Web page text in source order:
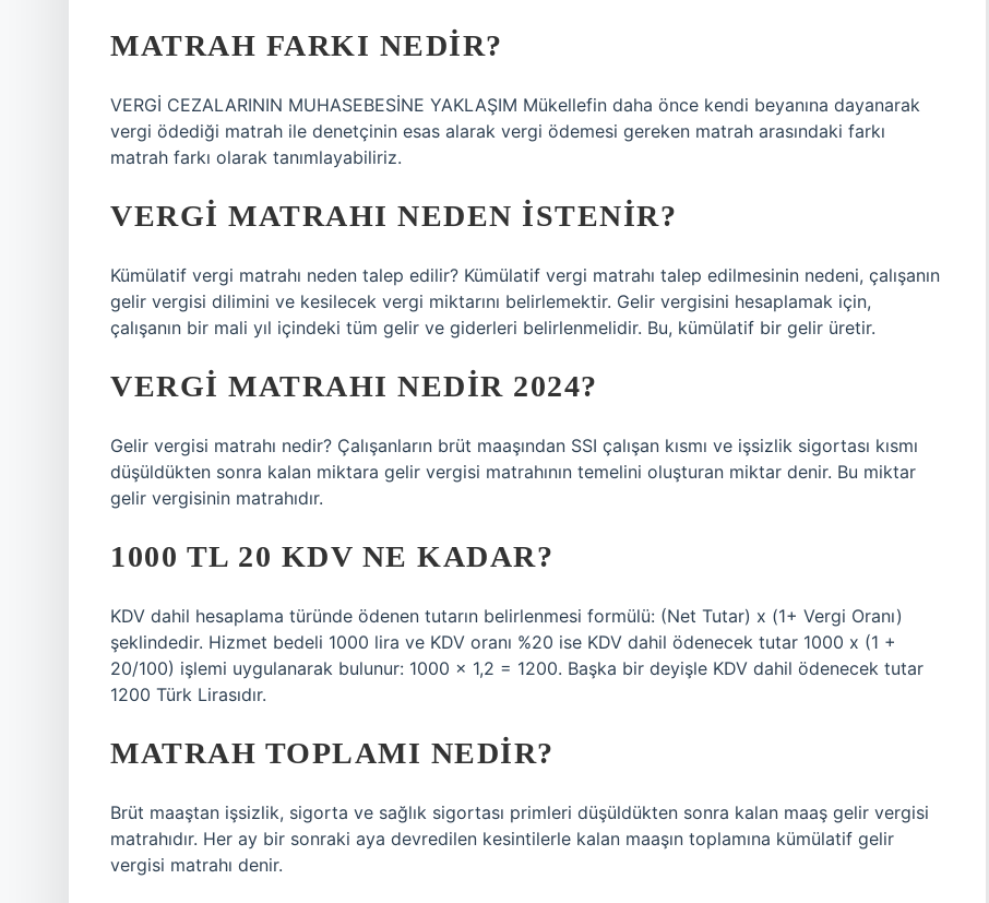
MATRAH FARKI NEDIR?
VERGİ CEZALARININ MUHASEBESİNE YAKLAŞIM Mükellefin daha önce kendi beyanına dayanarak
vergi ödediği matrah ile denetçinin esas alarak vergi ödemesi gereken matrah arasındaki farkı
matrah farkı olarak tanımlayabiliriz.
VERGI MATRAHI NEDEN ISTENIR?
Kümülatif vergi matrahı neden talep edilir? Kümülatif vergi matrahı talep edilmesinin nedeni, çalışanın
gelir vergisi dilimini ve kesilecek vergi miktarını belirlemektir. Gelir vergisini hesaplamak için,
çalışanın bir mali yıl içindeki tüm gelir ve giderleri belirlenmelidir. Bu, kümülatif bir gelir üretir.
VERGI MATRAHI NEDIR 2024?
Gelir vergisi matrahı nedir? Çalışanların brüt maaşından SSI çalışan kısmı ve işsizlik sigortası kısmı
düşüldükten sonra kalan miktara gelir vergisi matrahının temelini oluşturan miktar denir. Bu miktar
gelir vergisinin matrahıdır.
1000 TL 20 KDV NE KADAR?
KDV dahil hesaplama türünde ödenen tutarın belirlenmesi formülü: (Net Tutar) x (1+ Vergi Oranı)
şeklindedir. Hizmet bedeli 1000 lira ve KDV oranı %20 ise KDV dahil ödenecek tutar 1000 x (1 +
20/100) işlemi uygulanarak bulunur: 1000 x 1,2 = 1200. Başka bir deyişle KDV dahil ödenecek tutar
1200 Türk Lirasıdır.
MATRAH TOPLAMI NEDIR?
Brüt maaştan işsizlik, sigorta ve sağlık sigortası primleri düşüldükten sonra kalan maaş gelir vergisi
matrahıdır. Her ay bir sonraki aya devredilen kesintilerle kalan maaşın toplamına kümülatif gelir
vergisi matrahı denir.